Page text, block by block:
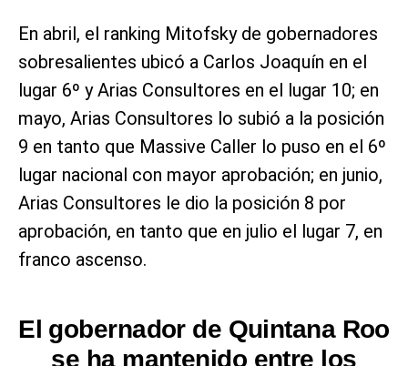
En abril, el ranking Mitofsky de gobernadores
sobresalientes ubicó a Carlos Joaquín en el
lugar 6º y Arias Consultores en el lugar 10; en
mayo, Arias Consultores lo subió a la posición
9 en tanto que Massive Caller lo puso en el 6º
lugar nacional con mayor aprobación; en junio,
Arias Consultores le dio la posición 8 por
aprobación, en tanto que en julio el lugar 7, en
franco ascenso.
El gobernador de Quintana Roo
se ha mantenido entre los